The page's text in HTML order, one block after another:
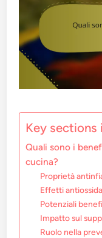
Key sections
Quali sono i
cucina?
Proprietà
Effetti
Potenziali
Impatto sul
Ruolo nella